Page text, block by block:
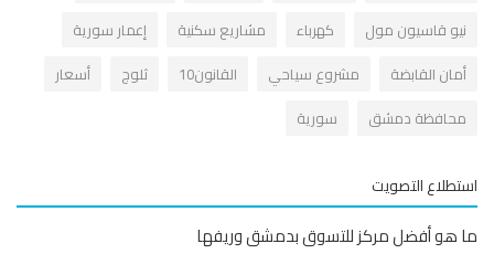
قاسيون مول
كهرباء مشاريع سكنية
إعمار سورية
القابضة
مشروع سياحي القانون10 ثلوج
أسعار
دمشق
سورية
التصويت
أفضل مركز للتسوق بدمشق وريفها